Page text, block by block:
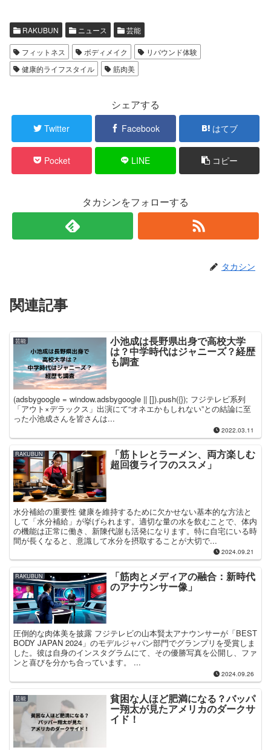
RAKUBUN ニュース 芸能
フィットネス ボディメイク
リバウンド体験
健康的ライフスタイル
筋肉美
シェアする
Twitter Facebook はてブ
Pocket LINE コピー
タカシンをフォローする
タカシン
関連記事
芸能 小池成は長野県出身で高校大学
は？中学時代はジャニーズ？経歴
も調査
(adsbygoogle = window.adsbygoogle || []).push({}); フジテレビ系列
「アウト×デラックス」出演にて“オネエかもしれない”との結論に至
った小池成さんを皆さんは...
2022.03.11
RAKUBUN 「筋トレとラーメン、両方楽しむ
超回復ライフのススメ」
水分補給の重要性 健康を維持するために欠かせない基本的な方法と
して「水分補給」が挙げられます。適切な量の水を飲むことで、体内
の機能は正常に働き、新陳代謝も活発になります。特に自宅にいる時
間が長くなると、意識して水分を摂取することが大切で...
2024.09.21
RAKUBUN 「筋肉とメディアの融合：新時代
のアナウンサー像」
圧倒的な肉体美を披露 フジテレビの山本賢太アナウンサーが「BEST
BODY JAPAN 2024」のモデルジャパン部門でグランプリを受賞しま
した。彼は自身のインスタグラムにて、その優勝写真を公開し、ファ
ンと喜びを分かち合っています。 ...
2024.09.26
芸能 貧困な人ほど肥満になる？バッパ
ー翔太が見たアメリカのダークサ
イド！